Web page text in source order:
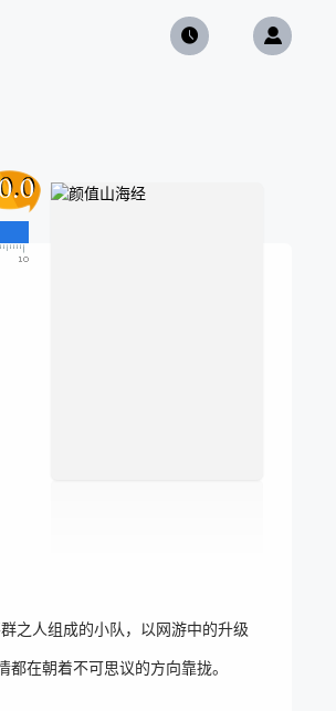
之人组成的小队，以网游中的升级
在朝着不可思议的方向靠拢。